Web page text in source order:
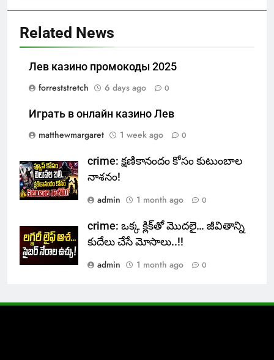
Related News
Лев казино промокоды 2025
forreststretch
6 days ago 0
Играть в онлайн казино Лев
matthewmargaret
1 week ago 0
crime: క్షణికానందం కోసం కుటుంబాల
నాశనం!
admin
1 month ago 0
crime: ఒక్క క్లిక్‌తో మొదలై… జీవితాన్ని
కుదేలు చేసే మోసాలు..!!
admin
1 month ago 0